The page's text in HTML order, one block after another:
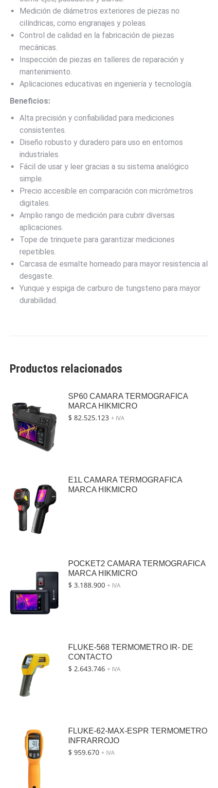
Medición de diámetros exteriores de piezas no
cilíndricas, como engranajes y poleas.
Control de calidad en la fabricación de piezas
mecánicas.
Inspección de piezas en talleres de reparación y
mantenimiento.
Aplicaciones educativas en ingeniería y tecnología.
Beneficios:
Alta precisión y confiabilidad para mediciones
consistentes.
Diseño robusto y duradero para uso en entornos
industriales.
Fácil de usar y leer gracias a su sistema analógico
simple.
Precio accesible en comparación con micrómetros
digitales.
Amplio rango de medición para cubrir diversas
aplicaciones.
Tope de trinquete para garantizar mediciones
repetibles.
Carcasa de esmalte horneado para mayor resistencia al
desgaste.
Yunque y espiga de carburo de tungsteno para mayor
durabilidad.
Productos relacionados
SP60 CAMARA TERMOGRAFICA
MARCA HIKMICRO
$ 82.525.123 + IVA
E1L CAMARA TERMOGRAFICA
MARCA HIKMICRO
POCKET2 CAMARA TERMOGRAFICA
MARCA HIKMICRO
$ 3.188.900 + IVA
FLUKE-568 TERMOMETRO IR- DE
CONTACTO
$ 2.643.746 + IVA
FLUKE-62-MAX-ESPR TERMOMETRO
INFRARROJO
$ 959.670 + IVA